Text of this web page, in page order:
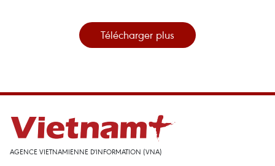
Télécharger plus
AGENCE VIETNAMIENNE D'INFORMATION (VNA)